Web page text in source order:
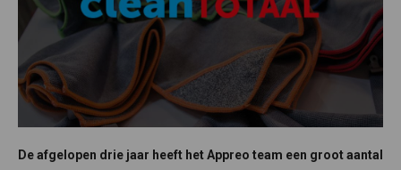
De afgelopen drie jaar heeft het Appreo team een groot aantal